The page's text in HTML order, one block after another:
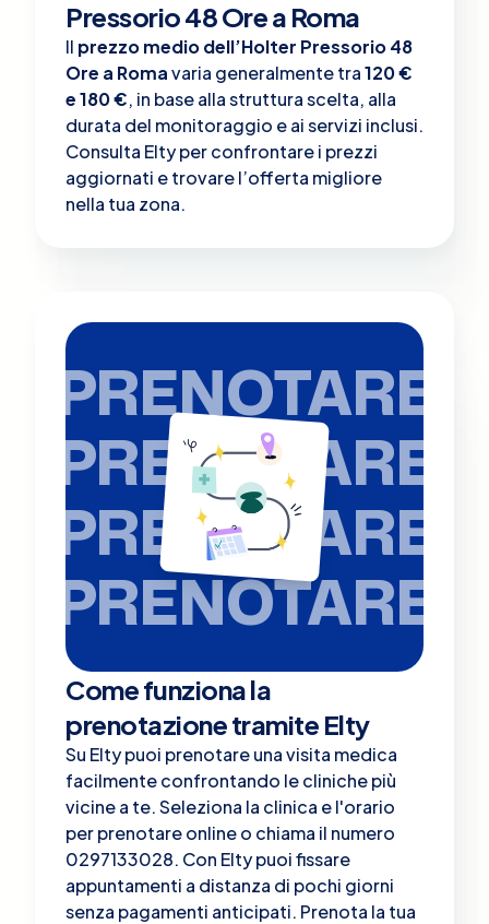
Pressorio 48 Ore a Roma
Il prezzo medio dell’Holter Pressorio 48
Ore a Romavaria generalmente tra120 €
e 180 €, in base alla struttura scelta, alla
durata del monitoraggio e ai servizi inclusi.
Consulta Elty per confrontare i prezzi
aggiornati e trovare l’offerta migliore
nella tua zona.
PRENOTARE
PRENOTARE
PRENOTARE
PRENOTARE
Come funziona la
prenotazione tramite Elty
Su Elty puoi prenotare una visita medica
facilmente confrontando le cliniche più
vicine a te. Seleziona la clinica e l'orario
per prenotare online o chiama il numero
0297133028. Con Elty puoi fissare
appuntamenti a distanza di pochi giorni
senza pagamenti anticipati. Prenota la tua